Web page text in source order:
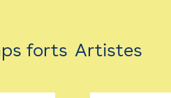
forts Artistes